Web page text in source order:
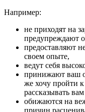
Например:
не приходят на
предупреждают
предоставляют
своем опыте,
ведут себя
принижают ваш
же хочу пройти к
рассказывать
обижаются на
причин